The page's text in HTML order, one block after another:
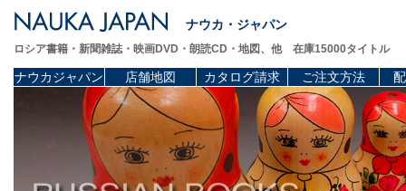
ナウカ・ジャパン
ロシア書籍・新聞雑誌・映画DVD・朗読CD・地図、他 在庫15000タイトル
ナウカジャパン 店舗地図 カタログ請求 ご注文方法